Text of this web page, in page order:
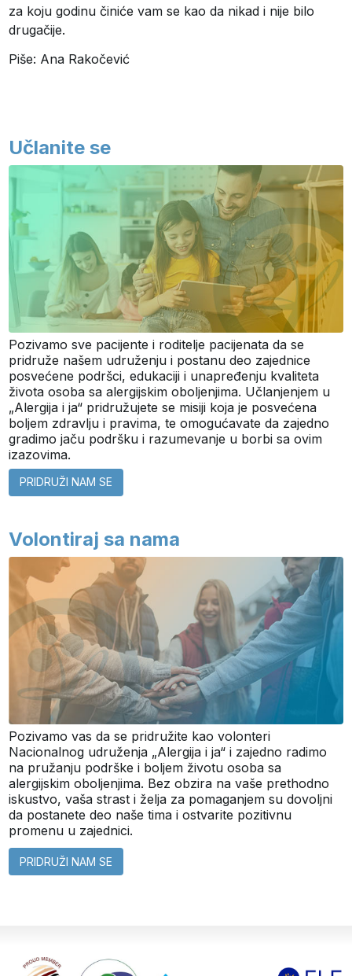
za koju godinu činiće vam se kao da nikad i nije bilo
drugačije.
Piše: Ana Rakočević
Učlanite se
Pozivamo sve pacijente i roditelje pacijenata da se
pridruže našem udruženju i postanu deo zajednice
posvećene podršci, edukaciji i unapređenju kvaliteta
života osoba sa alergijskim oboljenjima. Učlanjenjem u
„Alergija i ja“ pridružujete se misiji koja je posvećena
boljem zdravlju i pravima, te omogućavate da zajedno
gradimo jaču podršku i razumevanje u borbi sa ovim
izazovima.
PRIDRUŽI NAM SE
Volontiraj sa nama
Pozivamo vas da se pridružite kao volonteri
Nacionalnog udruženja „Alergija i ja“ i zajedno radimo
na pružanju podrške i boljem životu osoba sa
alergijskim oboljenjima. Bez obzira na vaše prethodno
iskustvo, vaša strast i želja za pomaganjem su dovoljni
da postanete deo naše tima i ostvarite pozitivnu
promenu u zajednici.
PRIDRUŽI NAM SE